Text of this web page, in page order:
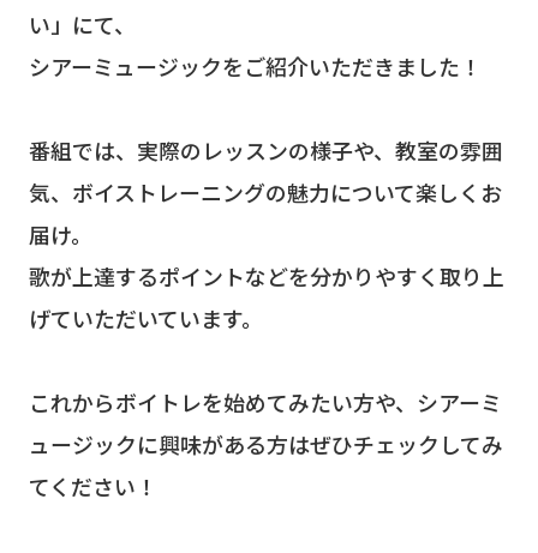
い」にて、
シアーミュージックをご紹介いただきました！
番組では、実際のレッスンの様子や、教室の雰囲
気、ボイストレーニングの魅力について楽しくお
届け。
歌が上達するポイントなどを分かりやすく取り上
げていただいています。
これからボイトレを始めてみたい方や、シアーミ
ュージックに興味がある方はぜひチェックしてみ
てください！